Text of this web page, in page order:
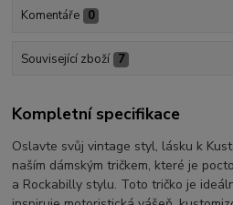
Komentáře 0
Související zboží 7
Kompletní specifikace
Oslavte svůj vintage styl, lásku k
naším dámským tričkem, které je
a Rockabilly stylu. Toto tričko je